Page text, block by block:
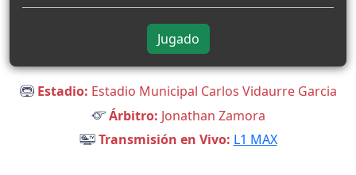
Jugado
Estadio: Estadio Municipal Carlos Vidaurre Garcia
Árbitro: Jonathan Zamora
Transmisión en Vivo: L1 MAX